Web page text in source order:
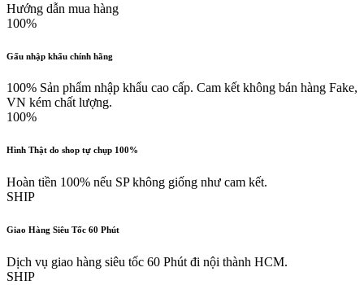
Hướng dẫn mua hàng
100%
Gấu nhập khẩu chính hãng
100% Sản phẩm nhập khẩu cao cấp. Cam kết không bán hàng Fake,
VN kém chất lượng.
100%
Hình Thật do shop tự chụp 100%
Hoàn tiền 100% nếu SP không giống như cam kết.
SHIP
Giao Hàng Siêu Tốc 60 Phút
Dịch vụ giao hàng siêu tốc 60 Phút đi nội thành HCM.
SHIP